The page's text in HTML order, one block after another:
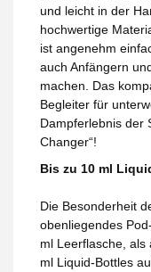
und leicht in der
hochwertige
ist angenehm
auch Anfängern
machen. Das
Begleiter für
Dampferlebnis der
Changer“!
Bis zu 10 ml
Die Besonderheit
obenliegendes
ml Leerflasche, als
ml Liquid-Bottles